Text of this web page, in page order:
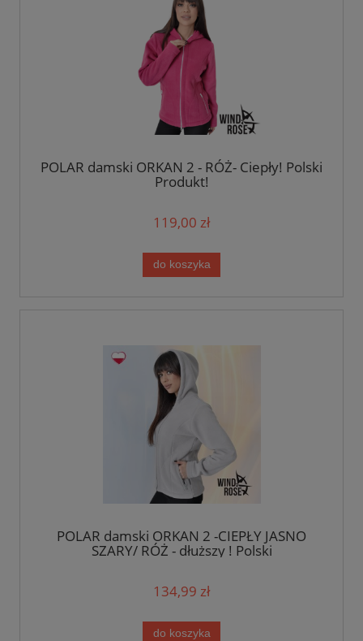
POLAR damski ORKAN 2 - RÓŻ- Ciepły! Polski
Produkt!
119,00 zł
do koszyka
POLAR damski ORKAN 2 -CIEPŁY JASNO
SZARY/ RÓŻ - dłuższy ! Polski
134,99 zł
do koszyka